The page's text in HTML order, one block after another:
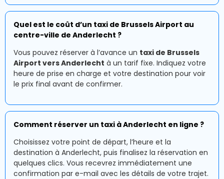
Quel est le coût d’un taxi de Brussels Airport au
centre-ville de Anderlecht ?
Vous pouvez réserver à l’avance un taxi de Brussels
Airport vers Anderlecht à un tarif fixe. Indiquez votre
heure de prise en charge et votre destination pour voir
le prix final avant de confirmer.
Comment réserver un taxi à Anderlecht en ligne ?
Choisissez votre point de départ, l’heure et la
destination à Anderlecht, puis finalisez la réservation en
quelques clics. Vous recevrez immédiatement une
confirmation par e-mail avec les détails de votre trajet.